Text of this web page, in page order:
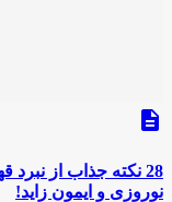
description
28 نکته جذاب از
نوروزی و ایمون زاید!